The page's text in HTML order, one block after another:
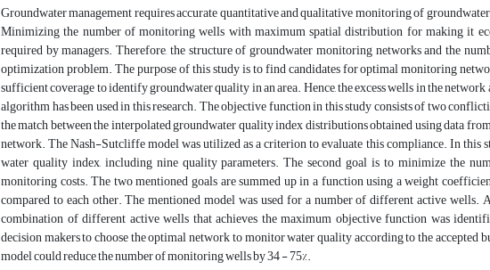
Groundwater management requires accurate quantitative and qualitative monitoring of
Minimizing the number of monitoring wells with maximum spatial distribution for making it
required by managers. Therefore, the structure of groundwater monitoring networks and the
optimization problem. The purpose of this study is to find candidates for optimal monitoring
sufficient coverage to identify groundwater quality in an area. Hence, the excess wells in the
algorithm has been used in this research. The objective function in this study consists of two
the match between the interpolated groundwater quality index distributions obtained using data
network. The Nash-Sutcliffe model was utilized as a criterion to evaluate this compliance. In this
water quality index, including nine quality parameters. The second goal is to minimize the
monitoring costs. The two mentioned goals are summed up in a function using a weight
compared to each other. The mentioned model was used for a number of different active wells.
combination of different active wells that achieves the maximum objective function was
decision makers to choose the optimal network to monitor water quality according to the accepted
model could reduce the number of monitoring wells by 34 - 75%.